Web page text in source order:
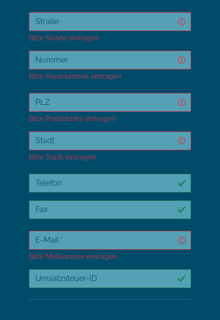
Bitte Straße eintragen
Bitte Hausnummer eintragen
Bitte Postleitzahl eintragen
Bitte Stadt eintragen
Bitte Mailadresse eintragen